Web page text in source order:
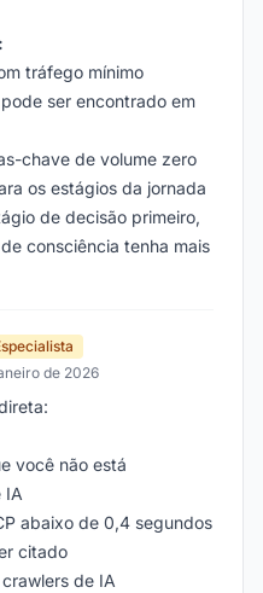
tráfego mínimo
ser encontrado em
chave de volume zero
os estágios da jornada
de decisão primeiro,
consciência tenha mais
de 2026
você não está
IA
abaixo de 0,4 segundos
citado
de IA